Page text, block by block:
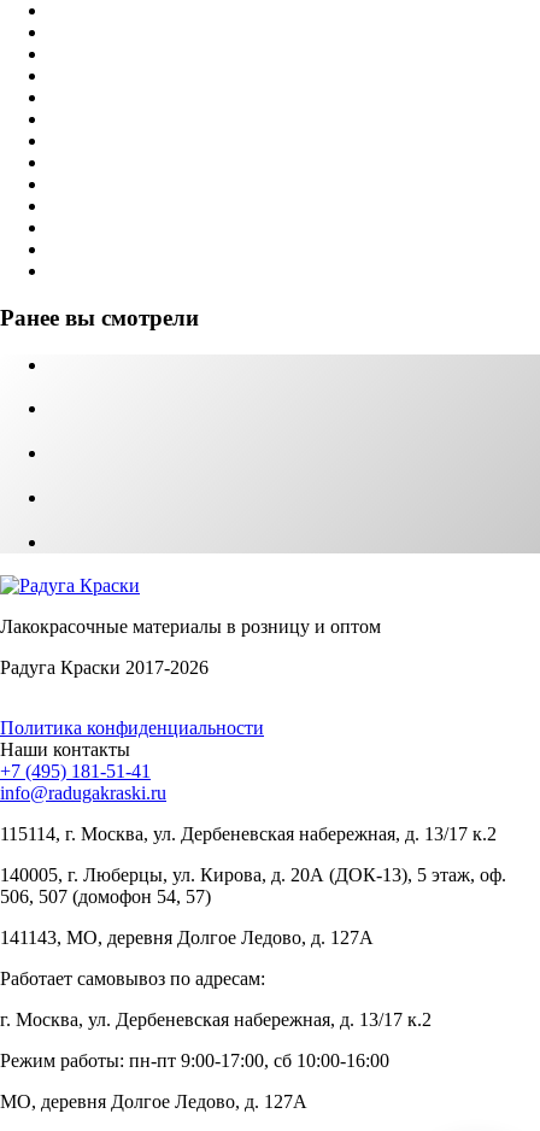
Ранее вы смотрели
Лакокрасочные материалы в розницу и оптом
Радуга Краски 2017-2026
Политика конфиденциальности
Наши контакты
+7 (495) 181-51-41
info@radugakraski.ru
115114, г. Москва, ул. Дербеневская набережная, д. 13/17 к.2
140005, г. Люберцы, ул. Кирова, д. 20А (ДОК-13), 5 этаж, оф.
506, 507 (домофон 54, 57)
141143, МО, деревня Долгое Ледово, д. 127А
Работает самовывоз по адресам:
г. Москва, ул. Дербеневская набережная, д. 13/17 к.2
Режим работы: пн-пт 9:00-17:00, сб 10:00-16:00
МО, деревня Долгое Ледово, д. 127А